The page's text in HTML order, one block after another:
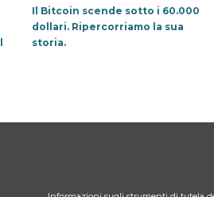
Il Bitcoin scende sotto i 60.000
dollari. Ripercorriamo la sua
storia.